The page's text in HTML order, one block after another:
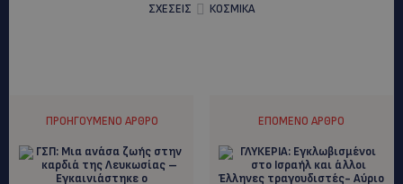
ΣΧΕΣΕΙΣ
ΚΟΣΜΙΚΑ
ΠΡΟΗΓΟΎΜΕΝΟ ΆΡΘΡΟ ΕΠΌΜΕΝΟ ΆΡΘΡΟ